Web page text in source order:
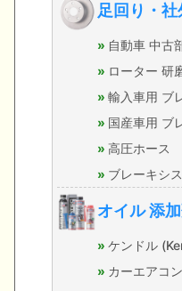
足回り・
自動車 中古
ローター 研
輸入車用 ブ
国産車用 ブ
高圧ホース
ブレーキシ
オイル 添
ケンドル
カーエアコ